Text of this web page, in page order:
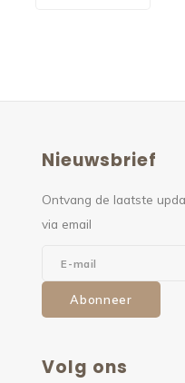
Nieuwsbrief
Ontvang de laatste
via email
Abonneer
Volg ons